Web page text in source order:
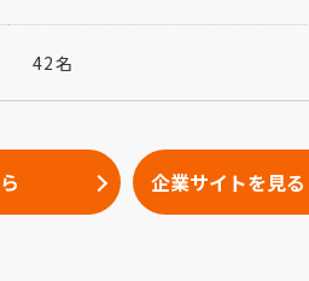
42名
企業サイトを見る